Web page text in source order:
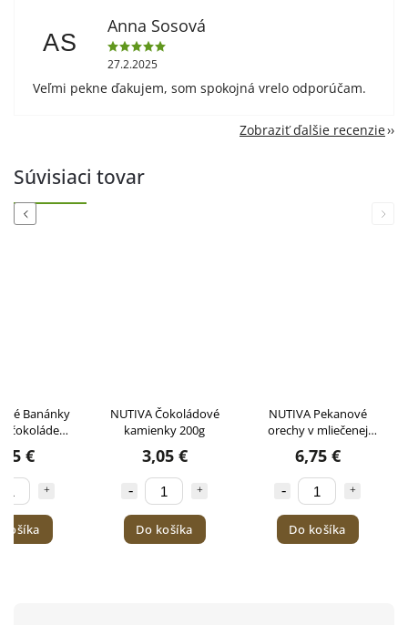
AS
Anna Sosová
27.2.2025
Veľmi pekne ďakujem, som spokojná vrelo odporúčam.
Zobraziť ďalšie recenzie
Súvisiaci tovar
Previous
Želé Banánky
čokoláde
200g
5,25 €
košíka
NUTIVA Čokoládové
kamienky 200g
3,05 €
Do košíka
NUTIVA Pekanové
orechy v mliečenej
čokoláde a kakau
200g
6,75 €
Do košíka
Next